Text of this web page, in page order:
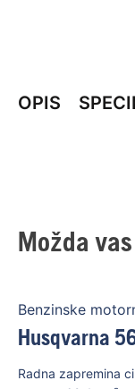
OPIS
Možda
Benzinske
Husqvarna
Radna zapremina